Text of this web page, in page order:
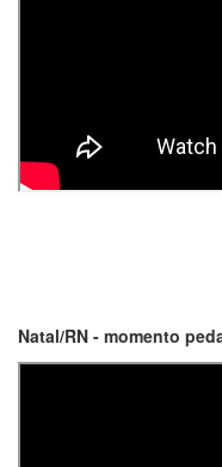
Natal/RN - momento